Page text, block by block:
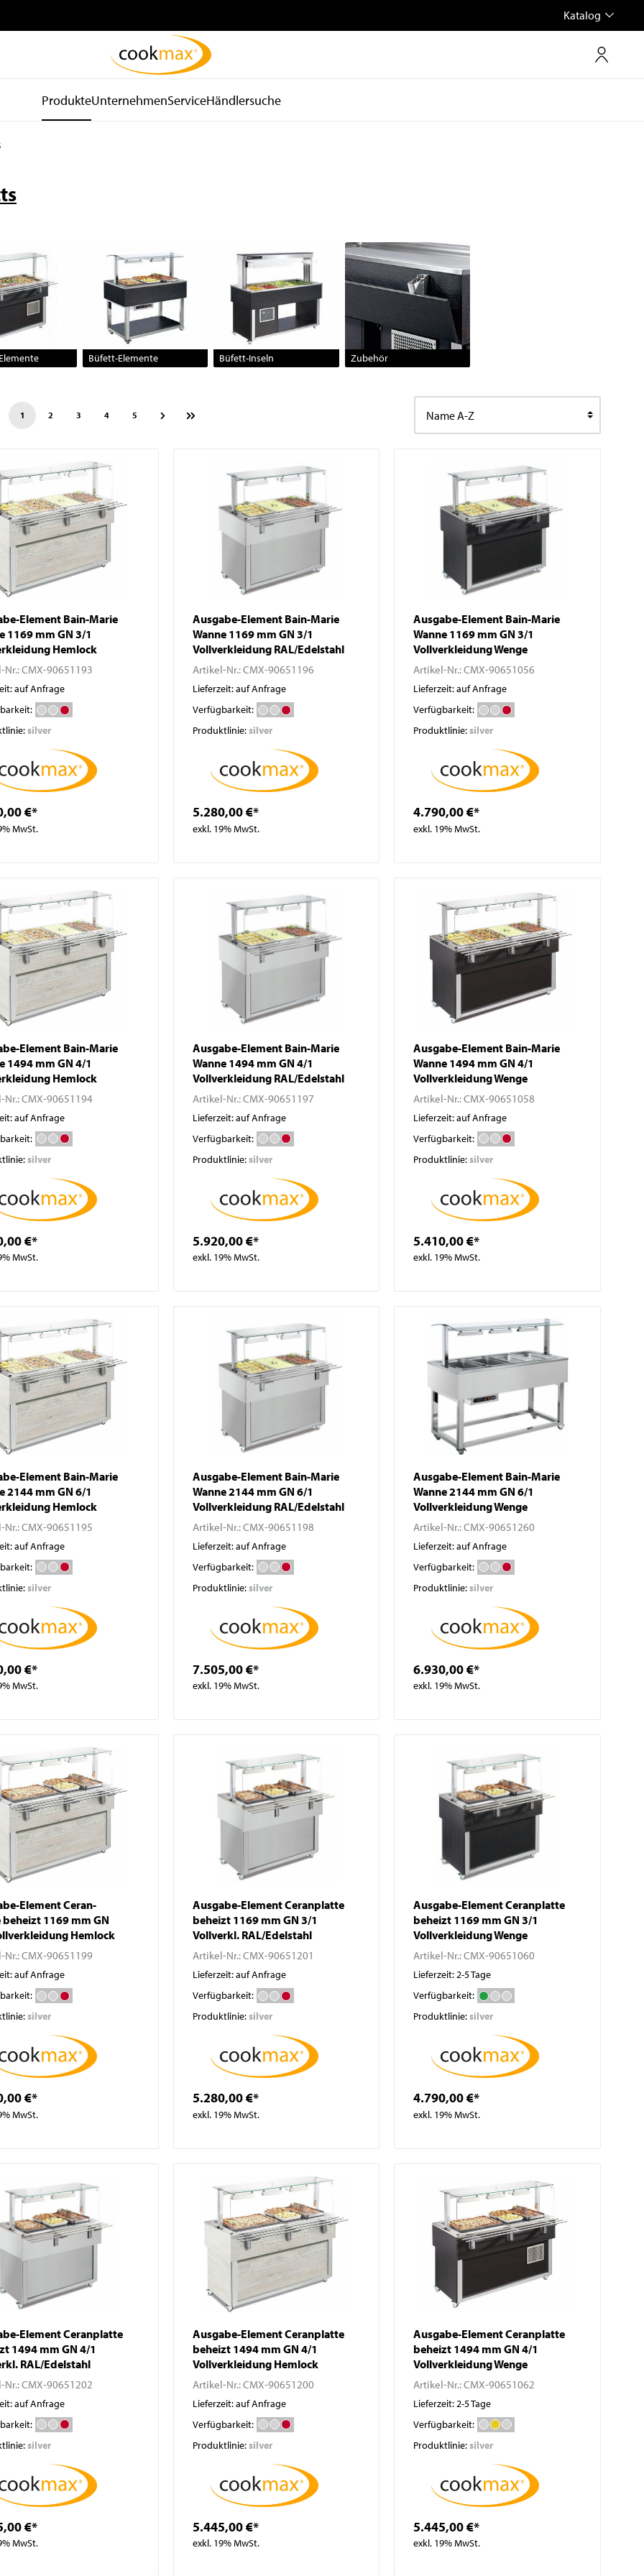
Katalog
ProdukteUnternehmenServiceHändlersuche
Tiefkühltische
Gekühlte
Wandhängeschränke
Konfiskatkühler
Pizzatische
Pizza- / Saladetten
Kühlaufsatzvitrinen
Flaschenkühlschränke
Kühlzellen
Armaturen
Waschbecken
Spender
Wasseraufbereitung
Abfallbehälter
Teigkneter
Teigausrollmaschinen
Nudelmaschinen
Aufschnittmaschinen
Küchenmaschinen
Vakuumierer
GN-Behälter
Büfett-Elemente Büfett-Inseln Zubehör
1 2 3 4 5
Element Bain-Marie
1169 mm GN 3/1
Hemlock
Nr.:CMX-90651193
auf Anfrage
silver
€*
MwSt.
Ausgabe-Element Bain-Marie
Wanne 1169 mm GN 3/1
Vollverkleidung RAL/Edelstahl
Artikel-Nr.:CMX-90651196
Lieferzeit: auf Anfrage
Verfügbarkeit:
Produktlinie:silver
5.280,00 €*
exkl. 19% MwSt.
Ausgabe-Element Bain-Marie
Wanne 1169 mm GN 3/1
Vollverkleidung Wenge
Artikel-Nr.:CMX-90651056
Lieferzeit: auf Anfrage
Verfügbarkeit:
Produktlinie:silver
4.790,00 €*
exkl. 19% MwSt.
Element Bain-Marie
1494 mm GN 4/1
Hemlock
Nr.:CMX-90651194
auf Anfrage
silver
€*
MwSt.
Ausgabe-Element Bain-Marie
Wanne 1494 mm GN 4/1
Vollverkleidung RAL/Edelstahl
Artikel-Nr.:CMX-90651197
Lieferzeit: auf Anfrage
Verfügbarkeit:
Produktlinie:silver
5.920,00 €*
exkl. 19% MwSt.
Ausgabe-Element Bain-Marie
Wanne 1494 mm GN 4/1
Vollverkleidung Wenge
Artikel-Nr.:CMX-90651058
Lieferzeit: auf Anfrage
Verfügbarkeit:
Produktlinie:silver
5.410,00 €*
exkl. 19% MwSt.
Element Bain-Marie
2144 mm GN 6/1
Hemlock
Nr.:CMX-90651195
auf Anfrage
silver
€*
MwSt.
Ausgabe-Element Bain-Marie
Wanne 2144 mm GN 6/1
Vollverkleidung RAL/Edelstahl
Artikel-Nr.:CMX-90651198
Lieferzeit: auf Anfrage
Verfügbarkeit:
Produktlinie:silver
7.505,00 €*
exkl. 19% MwSt.
Ausgabe-Element Bain-Marie
Wanne 2144 mm GN 6/1
Vollverkleidung Wenge
Artikel-Nr.:CMX-90651260
Lieferzeit: auf Anfrage
Verfügbarkeit:
Produktlinie:silver
6.930,00 €*
exkl. 19% MwSt.
Element Ceran-
beheizt 1169 mm GN
Hemlock
Nr.:CMX-90651199
auf Anfrage
silver
€*
MwSt.
Ausgabe-Element Ceranplatte
beheizt 1169 mm GN 3/1
Vollverkl. RAL/Edelstahl
Artikel-Nr.:CMX-90651201
Lieferzeit: auf Anfrage
Verfügbarkeit:
Produktlinie:silver
5.280,00 €*
exkl. 19% MwSt.
Ausgabe-Element Ceranplatte
beheizt 1169 mm GN 3/1
Vollverkleidung Wenge
Artikel-Nr.:CMX-90651060
Lieferzeit: 2-5 Tage
Verfügbarkeit:
Produktlinie:silver
4.790,00 €*
exkl. 19% MwSt.
Element Ceranplatte
1494 mm GN 4/1
RAL/Edelstahl
Nr.:CMX-90651202
auf Anfrage
silver
€*
MwSt.
Ausgabe-Element Ceranplatte
beheizt 1494 mm GN 4/1
Vollverkleidung Hemlock
Artikel-Nr.:CMX-90651200
Lieferzeit: auf Anfrage
Verfügbarkeit:
Produktlinie:silver
5.445,00 €*
exkl. 19% MwSt.
Ausgabe-Element Ceranplatte
beheizt 1494 mm GN 4/1
Vollverkleidung Wenge
Artikel-Nr.:CMX-90651062
Lieferzeit: 2-5 Tage
Verfügbarkeit:
Produktlinie:silver
5.445,00 €*
exkl. 19% MwSt.